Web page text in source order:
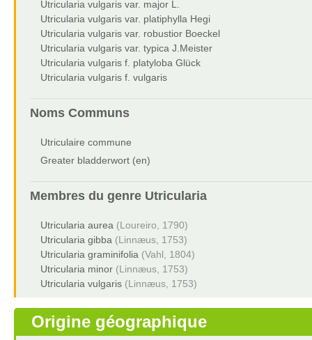
Utricularia vulgaris var. major L.
Utricularia vulgaris var. platiphylla Hegi
Utricularia vulgaris var. robustior Boeckel
Utricularia vulgaris var. typica J.Meister
Utricularia vulgaris f. platyloba Glück
Utricularia vulgaris f. vulgaris
Noms Communs
Utriculaire commune
Greater bladderwort (en)
Membres du genre Utricularia
Utricularia aurea (Loureiro, 1790)
Utricularia gibba (Linnæus, 1753)
Utricularia graminifolia (Vahl, 1804)
Utricularia minor (Linnæus, 1753)
Utricularia vulgaris (Linnæus, 1753)
Origine géographique